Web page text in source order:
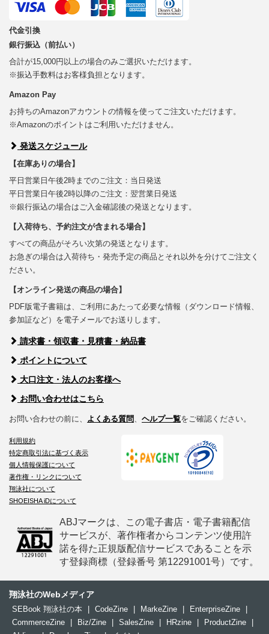
代金引換
銀行振込（前払い）
合計が15,000円以上の場合のみご選択いただけます。
※振込手数料はお客様負担となります。
Amazon Pay
お持ちのAmazonアカウントの情報を使ってご注文いただけます。
※Amazonのポイントはご利用いただけません。
発送スケジュール
【在庫ありの場合】
平日営業日午後2時までのご注文：当日発送
平日営業日午後2時以降のご注文：翌営業日発送
※銀行振込の場合はご入金確認後の発送となります。
【入荷待ち、予約注文が含まれる場合】
すべての商品がそろい次第の発送となります。
お急ぎの場合は入荷待ち・発売予定の商品とそれ以外を分けてご注文く
ださい。
【オンライン発送の商品の場合】
PDF版電子書籍は、ご利用にあたって必要な情報（ダウンロード情報、
参加証など）を電子メールでお送りします。
請求書・領収書・見積書・納品書
ポイントについて
大口注文・法人のお客様へ
お問い合わせはこちら
お問い合わせの前に、 よくある質問、 ヘルプ一覧をご確認ください。
利用規約
特定商取引法に基づく表示
個人情報保護について
著作権・リンクについて
翔泳社について
SHOEISHA iDについて
ABJマークは、この電子書店・電子書籍配信
サービスが、著作権者からコンテンツ使用許
諾を得た正規版配信サービスであることを示
す登録商標（登録番号 第12291001号）です。
翔泳社のWebメディア
SEBook 翔泳社の本 CodeZine MarkeZine EnterpriseZine
CommerceZine
Biz/Zine SalesZine HRzine ProductZine